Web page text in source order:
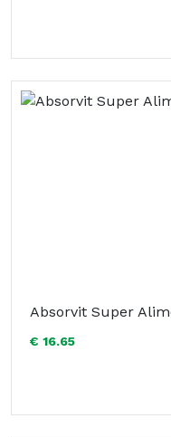
Absorvit Super
€ 16.65